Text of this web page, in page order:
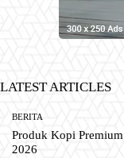
LATEST ARTICLES
BERITA
Produk Kopi
2026